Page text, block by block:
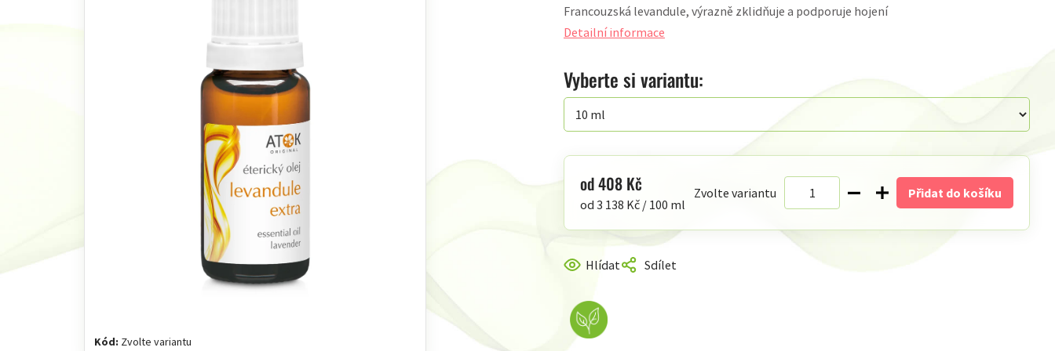
Kód: Zvolte variantu
produktu
je
5
hvězdiček.
Vyberte si variantu:
Francouzská levandule, výrazně zklidňuje a podporuje hojení
Detailní informace
Hlídat Sdílet
od408 Kč
Měrná
od 3 138 Kč / 100 ml
Zvolte variantu Přidat do košíku